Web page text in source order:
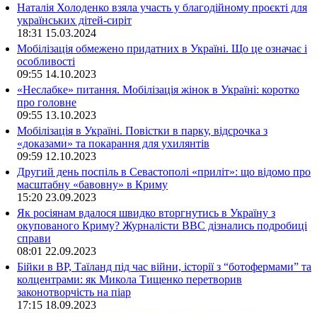
Наталія Холоденко взяла участь у благодійному проєкті для
українських дітей-сиріт
18:31 15.03.2024
Мобілізація обмежено придатних в Україні. Що це означає і
особливості
09:55 14.10.2023
«Неслабке» питання. Мобілізація жінок в Україні: коротко
про головне
09:55 13.10.2023
Мобілізація в Україні. Повістки в парку, відсрочка з
«доказами» та покарання для ухилянтів
09:59 12.10.2023
Другий день поспіль в Севастополі «приліт»: що відомо про
масштабну «бавовну» в Криму
15:20 23.09.2023
Як росіянам вдалося швидко вторгнутись в Україну з
окупованого Криму? Журналісти ВВС дізнались подробиці
справи
08:01 22.09.2023
Бійки в ВР, Таїланд під час війни, історії з “ботофермами” та
колцентрами: як Микола Тищенко перетворив
законотворчість на піар
17:15 18.09.2023